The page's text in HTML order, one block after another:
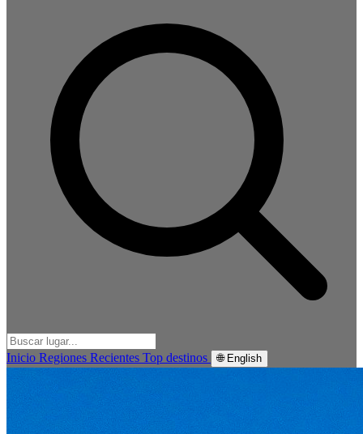
Inicio Regiones Recientes Top destinos 🌐 English